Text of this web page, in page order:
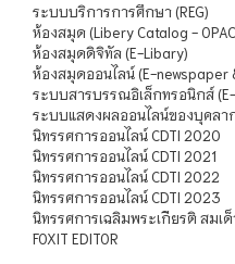
ระบบบริการการศึกษา (REG)
ห้องสมุด (Libery Catalog -
ห้องสมุดดิจิทัล (E-Libary)
ห้องสมุดออนไลน์ (E-newspaper
ระบบสารบรรณอิเล็กทรอนิกส์
ระบบแสดงผลออนไลน์ของบุคลาก
นิทรรศการออนไลน์ CDTI 2020
นิทรรศการออนไลน์ CDTI 2021
นิทรรศการออนไลน์ CDTI 2022
นิทรรศการออนไลน์ CDTI 2023
นิทรรศการเฉลิมพระเกียรติ สมเ
FOXIT EDITOR